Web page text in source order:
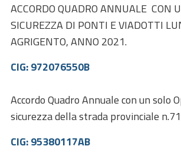
ACCORDO QUADRO ANNUALE CON
SICUREZZA DI PONTI E VIADOTTI
AGRIGENTO, ANNO 2021.
CIG: 972076550B
Accordo Quadro Annuale con un solo
sicurezza della strada provinciale
CIG: 95380117AB